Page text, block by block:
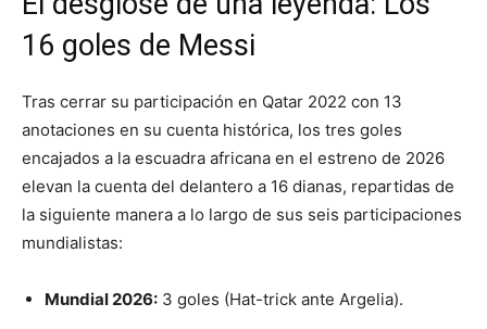
16 goles de Messi
Tras cerrar su participación en Qatar 2022 con 13
anotaciones en su cuenta histórica, los tres goles
encajados a la escuadra africana en el estreno de 2026
elevan la cuenta del delantero a 16 dianas, repartidas de
la siguiente manera a lo largo de sus seis participaciones
mundialistas:
Mundial 2026: 3 goles (Hat-trick ante Argelia).